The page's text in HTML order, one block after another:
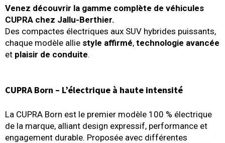
Venez découvrir la gamme complète de véhicules
CUPRA chez Jallu-Berthier.
Des compactes électriques aux SUV hybrides puissants,
chaque modèle allie style affirmé, technologie avancée
et plaisir de conduite.
CUPRA Born – L’électrique à haute intensité
La CUPRA Born est le premier modèle 100 % électrique
de la marque, alliant design expressif, performance et
engagement durable. Proposée avec différentes